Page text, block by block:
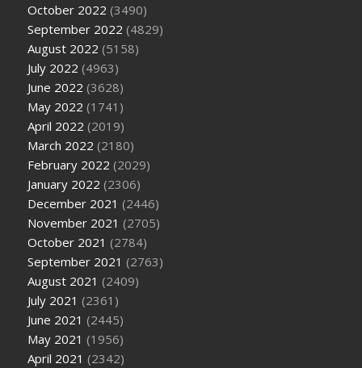
October 2022 (3490)
September 2022 (4829)
August 2022 (5158)
July 2022 (4963)
June 2022 (3628)
May 2022 (1741)
April 2022 (2019)
March 2022 (2180)
February 2022 (2029)
January 2022 (2306)
December 2021 (2446)
November 2021 (2705)
October 2021 (2784)
September 2021 (2763)
August 2021 (2409)
July 2021 (2361)
June 2021 (2445)
May 2021 (1956)
April 2021 (2342)